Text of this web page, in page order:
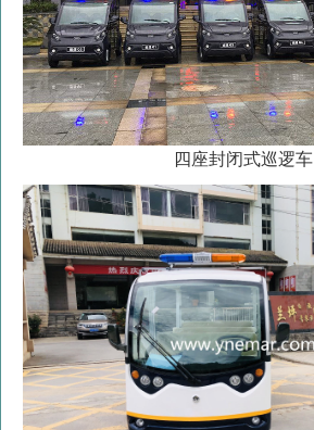
四座封闭式巡逻车